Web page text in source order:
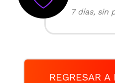
7 días, sin
REGRESAR